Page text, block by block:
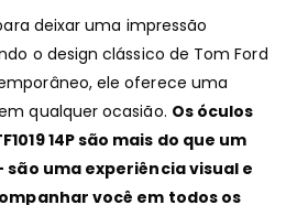
deixar uma impressão
o design clássico de Tom Ford
ele oferece uma
qualquer ocasião. Os óculos
14P são mais do que um
são uma experiência visual e
você em todos os